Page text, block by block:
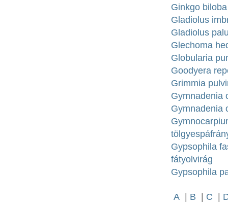
Ginkgo
Gladiolus
Gladiolus
Glechoma
Globularia
Goodyera
Grimmia
Gymnadenia
Gymnadenia
Gypsophila
fátyolvirág
Gypsophila
A B C